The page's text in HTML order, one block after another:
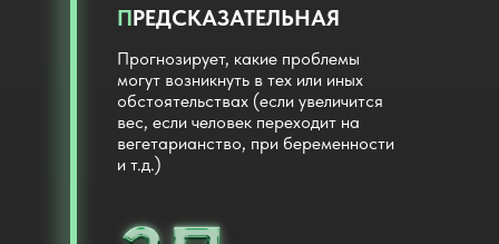
Прогнозирует, какие проблемы
могут возникнуть в тех или иных
обстоятельствах (если увеличится
вес, если человек переходит на
вегетарианство, при беременности
и т.д.)
ПРЕДСКАЗАТЕЛЬНАЯ